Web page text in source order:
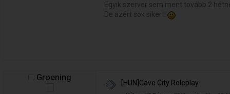
Egyik szerver sem ment tovább 2
De azért sok sikert!
Groening
[HUN]Cave City Roleplay